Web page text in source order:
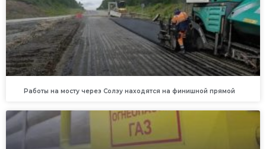
Работы на мосту через Солзу находятся на финишной прямой